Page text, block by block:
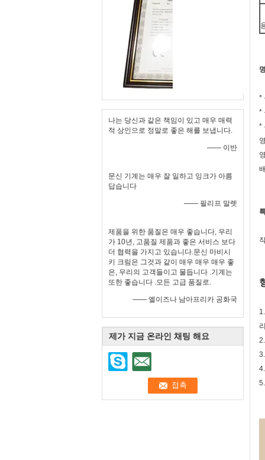
나는 당신과 같은 책임이 있고 매우 매력
적 상인으로 정말로 좋은 해를 보냅니다.
—— 이반
문신 기계는 매우 잘 일하고 잉크가 아름
답습니다
—— 필리프 말렛
제품을 위한 품질은 매우 좋습니다, 우리
가 10년, 고품질 제품과 좋은 서비스 보다
더 협력을 가지고 있습니다.문신 마비시
키 크림은 그것과 같이 매우 매우 매우 좋
은, 우리의 고객들이고 물듭니다 .기계는
또한 좋습니다 .모든 고급 품질로.
—— 엘이즈나 남아프리카 공화국
제가 지금 온라인 채팅 해요
*
*
*